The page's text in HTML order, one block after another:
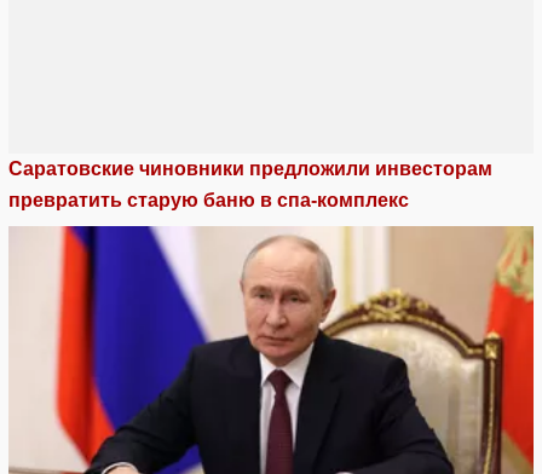
Саратовские чиновники предложили инвесторам
превратить старую баню в спа-комплекс